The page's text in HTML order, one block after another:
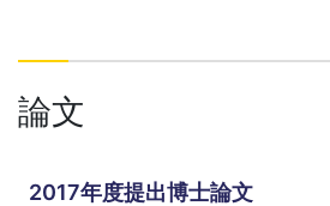
論文
2017年度提出博士論文